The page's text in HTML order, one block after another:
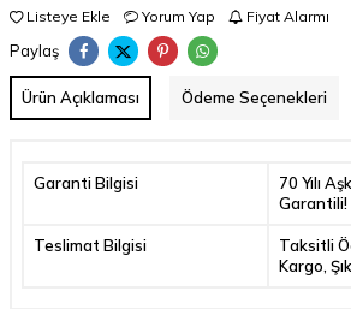
Listeye Ekle Yorum Yap Fiyat Alarmı
Paylaş
Ürün Açıklaması Ödeme Seçenekleri
Garanti Bilgisi
70 Yılı
Garantili!
Teslimat Bilgisi
Taksitli
Kargo,